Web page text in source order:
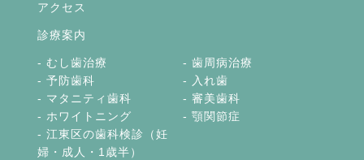
アクセス
診療案内
むし歯治療
歯周病治療
予防歯科
入れ歯
マタニティ歯科
審美歯科
ホワイトニング
顎関節症
江東区の歯科検診（妊
婦・成人・1歳半）